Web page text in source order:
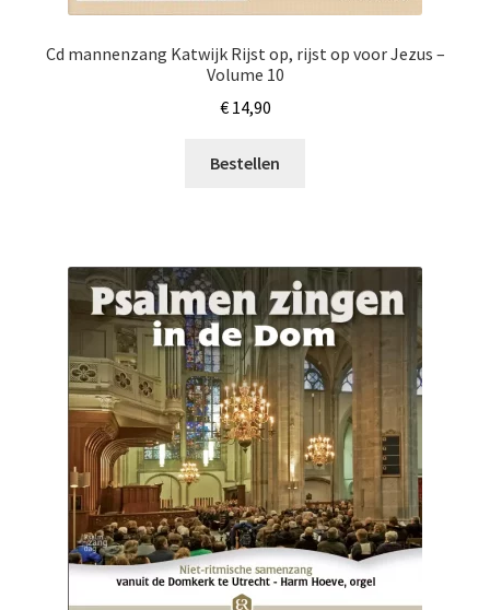
Cd mannenzang Katwijk Rijst op, rijst op voor Jezus –
Volume 10
€14,90
Bestellen